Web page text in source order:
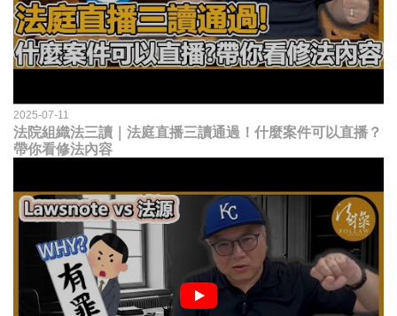
2025-07-11
法院組織法三讀｜法庭直播三讀通過！什麼案件可以直播？
帶你看修法內容